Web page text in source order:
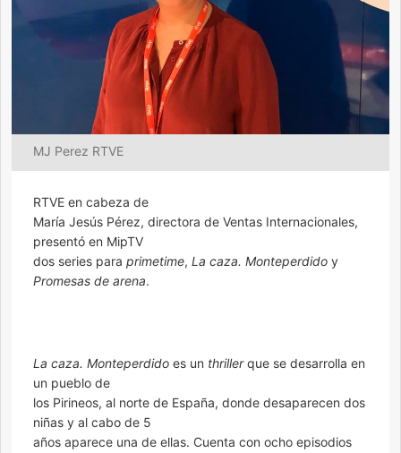
MJ Perez RTVE
RTVE en cabeza de
María Jesús Pérez, directora de Ventas Internacionales,
presentó en MipTV
dos series para primetime, La caza. Monteperdido y
Promesas de arena.
La caza. Monteperdido es un thrillerque se desarrolla en
un pueblo de
los Pirineos, al norte de España, donde desaparecen dos
niñas y al cabo de 5
años aparece una de ellas. Cuenta con ocho episodios